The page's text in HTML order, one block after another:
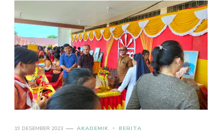
19 DESEMBER 2023 AKADEMIK BERITA